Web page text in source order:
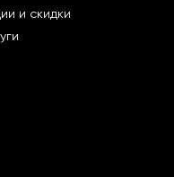
и скидки